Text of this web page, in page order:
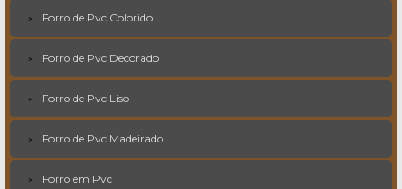
Forro de Pvc Colorido
Forro de Pvc Decorado
Forro de Pvc Liso
Forro de Pvc Madeirado
Forro em Pvc